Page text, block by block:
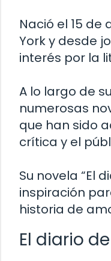
Nació el 15 de
York y desde
interés por la
A lo largo de
numerosas
que han sido
crítica y el
Su novela “El
inspiración
historia de
El diario